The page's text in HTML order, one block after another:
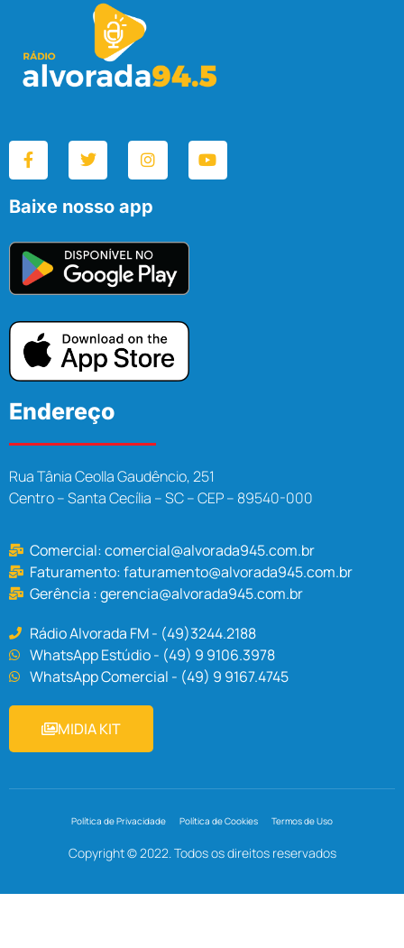
Baixe nosso app
Endereço
Rua Tânia Ceolla Gaudêncio, 251
Centro – Santa Cecília – SC – CEP – 89540-000
Comercial:comercial@alvorada945.com.br
Faturamento:faturamento@alvorada945.com.br
Gerência :gerencia@alvorada945.com.br
Rádio Alvorada FM - (49)3244.2188
WhatsApp Estúdio - (49) 9 9106.3978
WhatsApp Comercial - (49) 9 9167.4745
MIDIA KIT
Política de Privacidade Política de Cookies Termos de Uso
Copyright © 2022. Todos os direitos reservados